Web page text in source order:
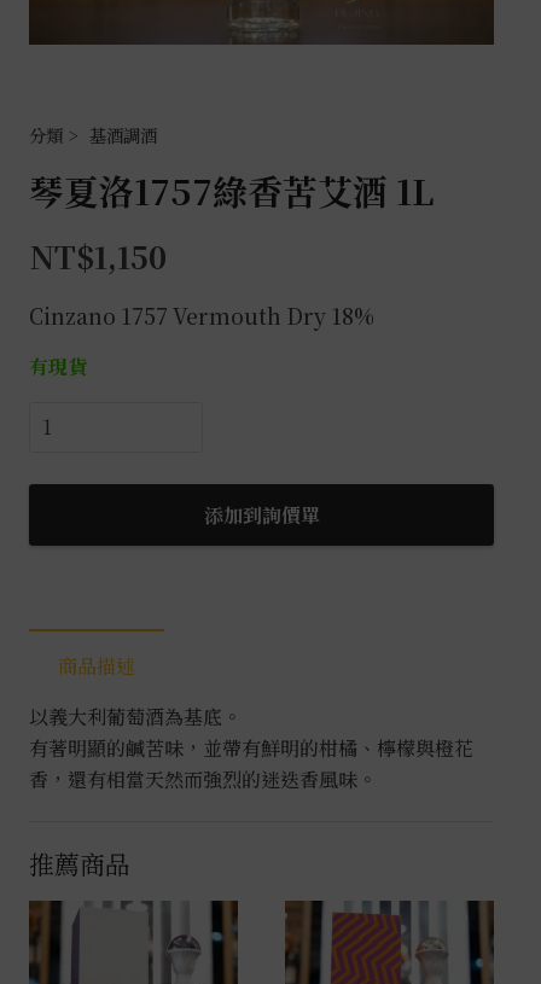
基酒調酒
琴夏洛1757綠香苦艾酒 1L
NT$1,150
Cinzano 1757 Vermouth Dry 18%
有現貨
琴
洛
綠
艾
數
量
添加到詢價單
商品描述
以義大利葡萄酒為基底。
有著明顯的鹹苦味，並帶有鮮明的柑橘、檸檬與橙花
香，還有相當天然而強烈的迷迭香風味。
推薦商品